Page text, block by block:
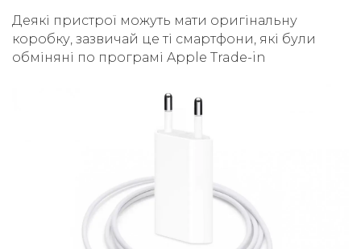
Деякі пристрої можуть мати оригінальну
коробку, зазвичай це ті смартфони, які були
обміняні по програмі Apple Trade-in